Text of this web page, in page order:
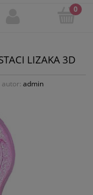
LIZAKA 3D
autor: admin